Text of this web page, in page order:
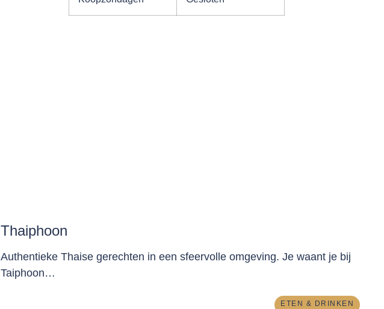
Thaiphoon
Authentieke Thaise gerechten in een sfeervolle omgeving. Je waant je bij
Taiphoon…
ETEN & DRINKEN